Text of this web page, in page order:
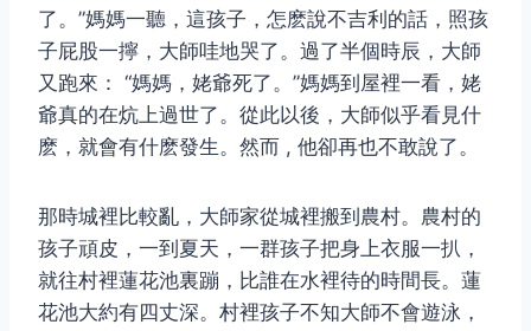
了。”媽媽一聽，這孩子，怎麽說不吉利的話，照孩
子屁股一擰，大師哇地哭了。過了半個時辰，大師
又跑來： “媽媽，姥爺死了。”媽媽到屋裡一看，姥
爺真的在炕上過世了。從此以後，大師似乎看見什
麽，就會有什麽發生。然而 , 他卻再也不敢說了。
那時城裡比較亂，大師家從城裡搬到農村。農村的
孩子頑皮，一到夏天，一群孩子把身上衣服一扒，
就往村裡蓮花池裏蹦，比誰在水裡待的時間長。蓮
花池大約有四丈深。村裡孩子不知大師不會遊泳，